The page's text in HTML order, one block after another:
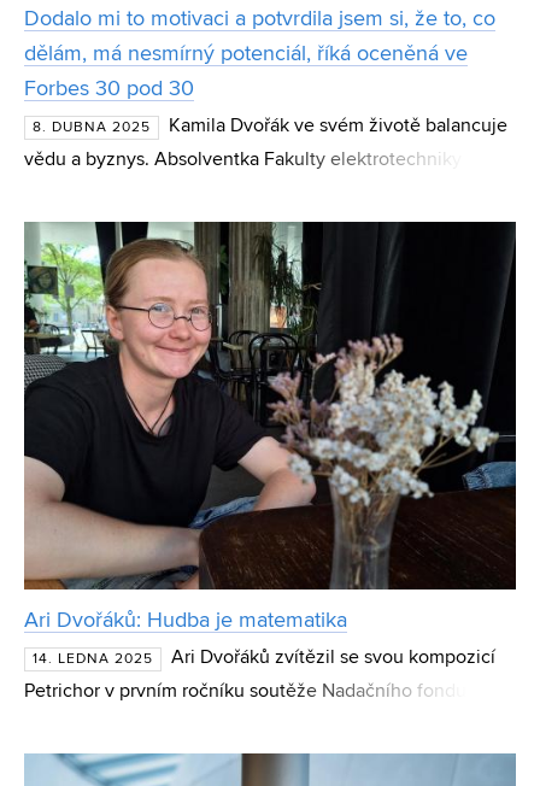
Dodalo mi to motivaci a potvrdila jsem si, že to, co
dělám, má nesmírný potenciál, říká oceněná ve
Forbes 30 pod 30
8. DUBNA 2025
Kamila Dvořák ve svém životě balancuje
vědu a byznys. Absolventka Fakulty elektrotechniky a
státnicích vydala na studijní pobyt do Finska, odkud se
poz
Ari Dvořáků: Hudba je matematika
14. LEDNA 2025
Ari Dvořáků zvítězil se svou kompozicí
Petrichor v prvním ročníku soutěže Nadačního fondu
Hlubina a pohádce Příběhy králíčka Péti a píše i povídky.